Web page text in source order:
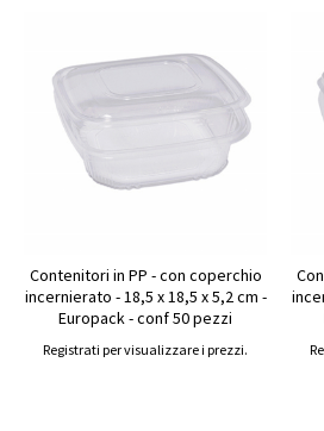
Contenitori in PP - con coperchio
incernierato - 18,5 x 18,5 x 5,2 cm -
Europack - conf 50 pezzi
Registrati per visualizzare i prezzi.